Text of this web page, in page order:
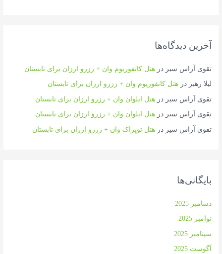
آخرین دیدگاه‌ها
تقوی آراس سیر درهتل کانفوریوم وان + رزرو ارزان برای تابستان
لیلا رهبر درهتل کانفوریوم وان + رزرو ارزان برای تابستان
تقوی آراس سیر درهتل ایلوان وان + رزرو ارزان برای تابستان
تقوی آراس سیر درهتل ایلوان وان + رزرو ارزان برای تابستان
تقوی آراس سیر درهتل توپراک وان + رزرو ارزان برای تابستان
بایگانی‌ها
دسامبر 2025
نوامبر 2025
سپتامبر 2025
آگوست 2025